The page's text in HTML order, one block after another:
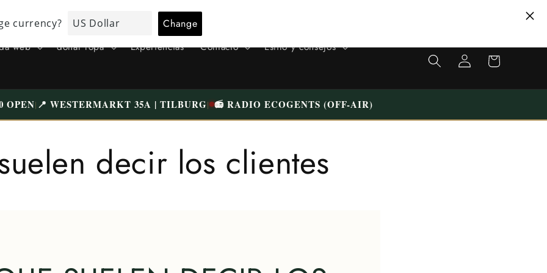
TODA LA ROPA HA SIDO CUIDADOSAMENTE COMPROBADA Y
BIEN LAVADA | ENVÍO GRATIS A PARTIR DE 75€ (NL)
VISITE NUESTRA TIENDA ÚNICA EN TILBURG WESTERMARKT |
web donar ropa Experiencias Contacto Estilo y consejos
Iniciar
sesión
carrito
OPEN| 📍 WESTERMARKT 35A | TILBURG| 📻 RADIO ECOGENTS (OFF-AIR)
decir los clientes